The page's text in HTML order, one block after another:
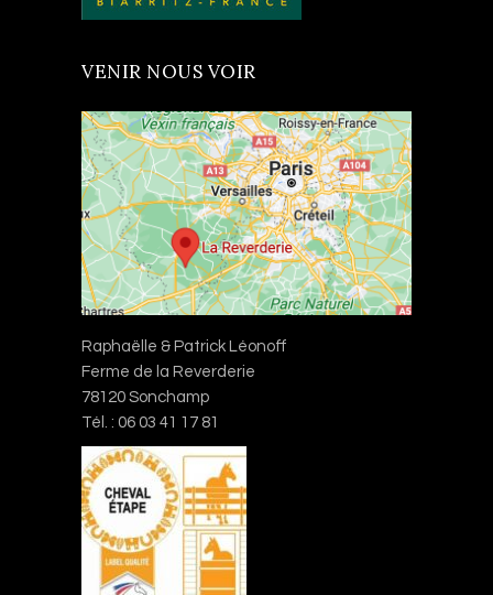
VENIR NOUS VOIR
Raphaëlle & Patrick Léonoff
Ferme de la Reverderie
78120 Sonchamp
Tél. : 06 03 41 17 81